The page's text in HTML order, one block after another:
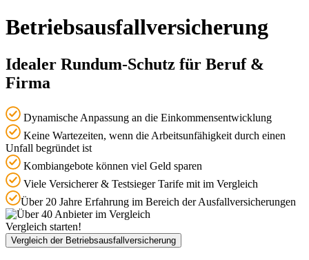
Betriebsausfallversicherung
Idealer Rundum-Schutz für Beruf &
Firma
Dynamische Anpassung an die Einkommensentwicklung
Keine Wartezeiten, wenn die Arbeitsunfähigkeit durch einen
Unfall begründet ist
Kombiangebote können viel Geld sparen
Viele Versicherer & Testsieger Tarife mit im Vergleich
Über 20 Jahre Erfahrung im Bereich der Ausfallversicherungen
Vergleich starten!
Vergleich der Betriebsausfallversicherung